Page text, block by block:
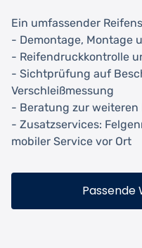
Ein umfassender
- Demontage, Montage
- Reifendruckkontrolle
- Sichtprüfung auf
Verschleißmessung
- Beratung zur weiteren
- Zusatzservices:
mobiler Service vor Ort